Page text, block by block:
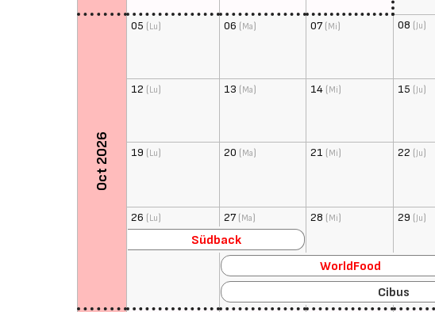
Oct 2026
05 (Lu) 06 (Ma) 07(Mi) 08 (Ju)
12 (Lu) 13 (Ma) 14 (Mi) 15 (Ju)
19 (Lu) 20 (Ma) 21 (Mi) 22 (Ju)
26 (Lu) 27(Ma) 28 (Mi) 29 (Ju)
Südback
WorldFood
Cibus